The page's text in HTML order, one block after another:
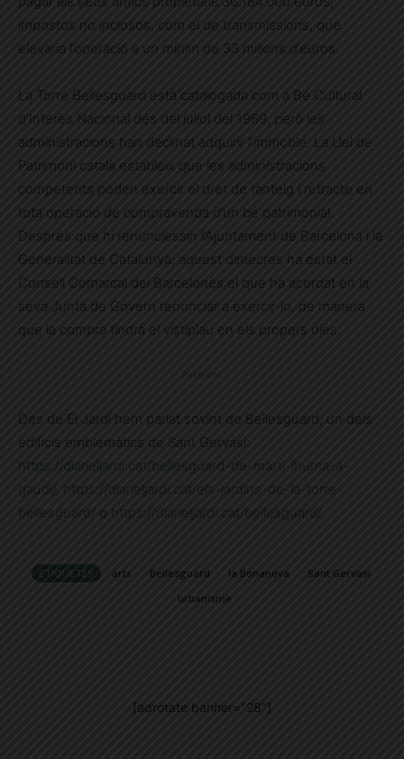
impostos no inclosos, com el de transmissions, que
elevaria l’operació a un mínim de 33 milions d’euros.
La Torre Bellesguard està catalogada com a Bé Cultural
d’Interès Nacional des del juliol del 1969, però les
administracions han declinat adquirir l’immoble. La Llei de
Patrimoni català estableix que les administracions
competents poden exercir el dret de tanteig i retracte en
tota operació de compravenda d’un bé patrimonial.
Després que hi renunciessin l’Ajuntament de Barcelona i la
Generalitat de Catalunya, aquest dimecres ha estat el
Consell Comarcal del Barcelonès el que ha acordat en la
seva Junta de Govern renunciar a exercir-lo, de manera
que la compra tindrà el vistiplau en els propers dies.
Publicitat
Des de El Jardí hem parlat sovint de Bellesguard, un dels
edificis emblemàtics de Sant Gervasi:
https://diarieljardi.cat/bellesguard-de-marti-lhuma-a-
gaudi/, https://diarieljardi.cat/els-jardins-de-la-torre-
bellesguard/ o https://diarieljardi.cat/bellesguard/
ETIQUETES arts Bellesguard la Bonanova
Sant Gervasi
urbanisme
[adrotate banner="28"]